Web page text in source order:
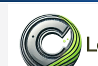
contenu